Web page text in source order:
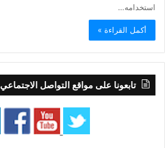
استخدامه…
أكمل القراءة »
تابعونا على مواقع التواصل الاجتماعي